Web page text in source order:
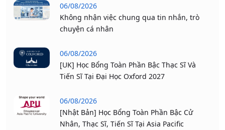
06/08/2026
Không nhận việc chung qua tin nhắn, trò
chuyện cá nhân
06/08/2026
[UK] Học Bổng Toàn Phần Bậc Thạc Sĩ Và
Tiến Sĩ Tại Đại Học Oxford 2027
06/08/2026
[Nhật Bản] Học Bổng Toàn Phần Bậc Cử
Nhân, Thạc Sĩ, Tiến Sĩ Tại Asia Pacific